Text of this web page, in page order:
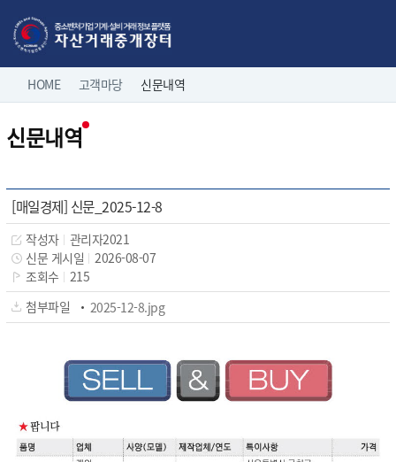
비
게
션
HOME 고객마당 신문내역
신문내역
[매일경제] 신문_2025-12-8
작성자
관리자2021
신문 게시일
2026-08-07
조회수
215
첨부파일
2025-12-8.jpg
홈으로 로그인
직거래 매물보기
유관기관 매물보기
나의 거래정보
고객마당